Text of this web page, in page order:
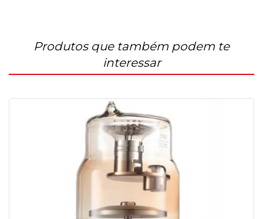
Produtos que também podem te
interessar